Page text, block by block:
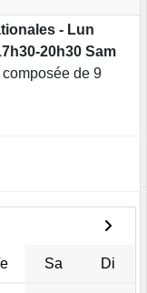
- Lun
20h30 Sam
composée de 9
Sa Di